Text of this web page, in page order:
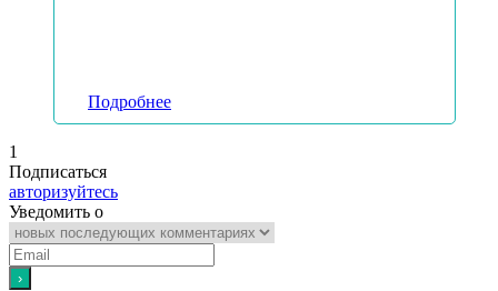
Подробнее
1
Подписаться
авторизуйтесь
Уведомить о